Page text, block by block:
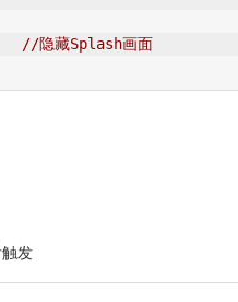
//隐藏Splash画面
发